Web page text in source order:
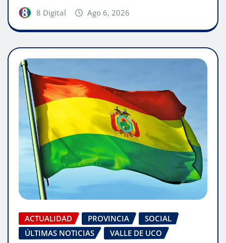
8 Digital Ago 6, 2026
ACTUALIDAD PROVINCIA
SOCIAL
ÚLTIMAS NOTICIAS
VALLE DE UCO